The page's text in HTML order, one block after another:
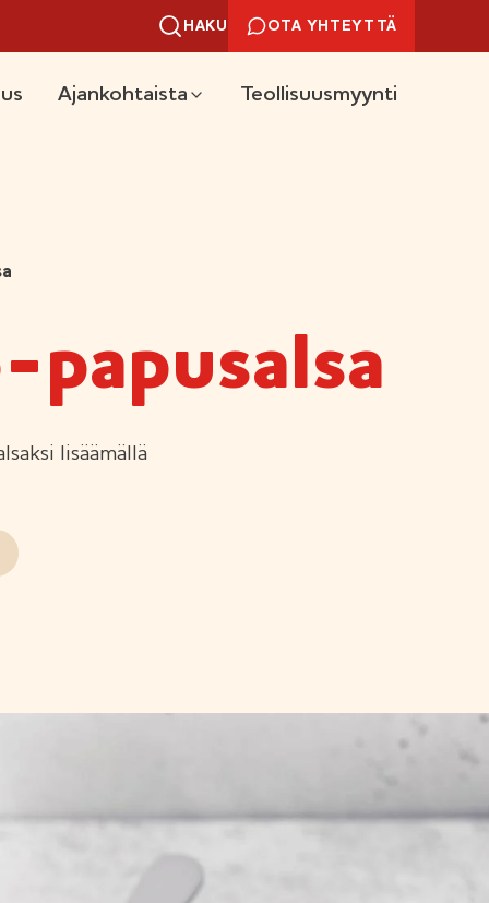
HAKU OTA YHTEYTTÄ
Ajankohtaista Teollisuusmyynti
lisäämällä